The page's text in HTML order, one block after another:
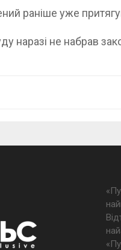
раніше уже
наразі не набрав